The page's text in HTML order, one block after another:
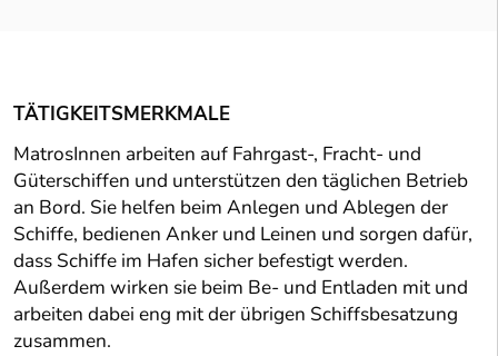
TÄTIGKEITSMERKMALE
MatrosInnen arbeiten auf Fahrgast-, Fracht- und
Güterschiffen und unterstützen den täglichen Betrieb
an Bord. Sie helfen beim Anlegen und Ablegen der
Schiffe, bedienen Anker und Leinen und sorgen dafür,
dass Schiffe im Hafen sicher befestigt werden.
Außerdem wirken sie beim Be- und Entladen mit und
arbeiten dabei eng mit der übrigen Schiffsbesatzung
zusammen.